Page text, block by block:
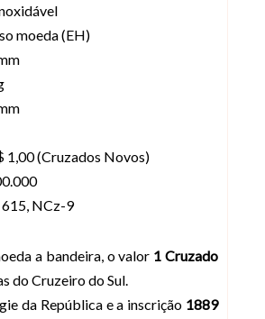
moeda (EH)
1,00 (Cruzados Novos)
NCz-9
a bandeira, o valor 1 Cruzado
do Cruzeiro do Sul.
da República e a inscrição 1889